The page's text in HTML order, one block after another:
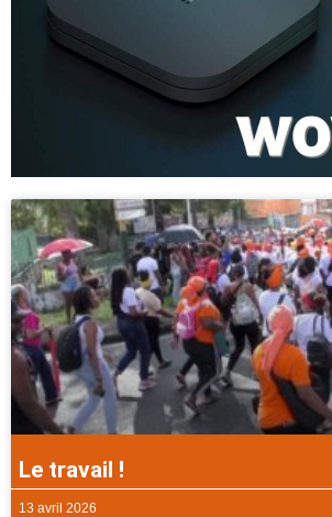
Le travail !
13 avril 2026